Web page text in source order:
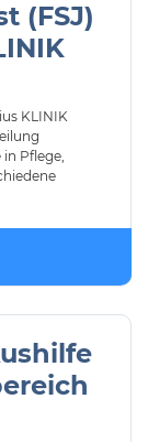
(FSJ)
KLINIK
Pflege,